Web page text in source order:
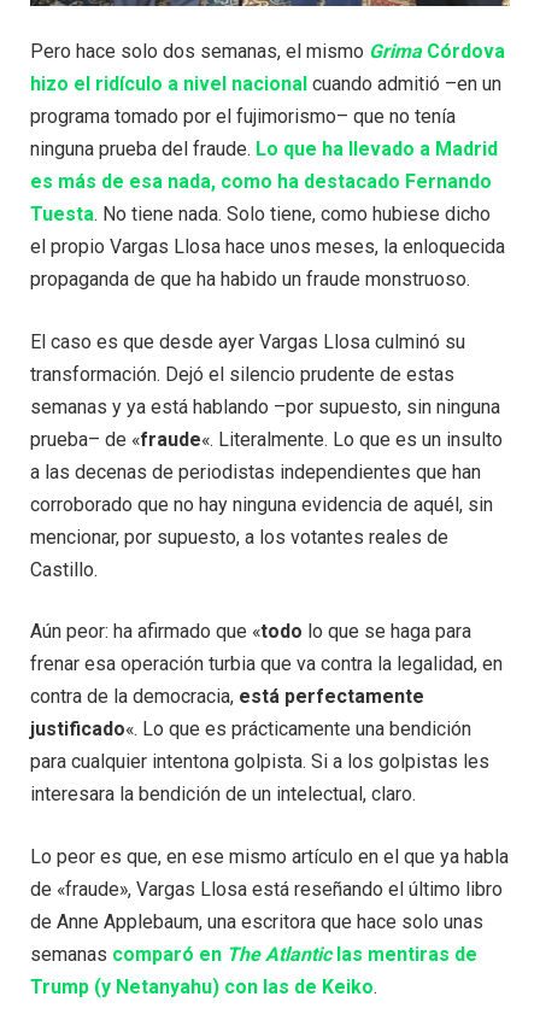
Pero hace solo dos semanas, el mismo GrimaCórdova
hizo el ridículo a nivel nacional cuando admitió –en un
programa tomado por el fujimorismo– que no tenía
ninguna prueba del fraude. Lo que ha llevado a Madrid
es más de esa nada, como ha destacado Fernando
Tuesta. No tiene nada. Solo tiene, como hubiese dicho
el propio Vargas Llosa hace unos meses, la enloquecida
propaganda de que ha habido un fraude monstruoso.
El caso es que desde ayer Vargas Llosa culminó su
transformación. Dejó el silencio prudente de estas
semanas y ya está hablando –por supuesto, sin ninguna
prueba– de «fraude«. Literalmente. Lo que es un insulto
a las decenas de periodistas independientes que han
corroborado que no hay ninguna evidencia de aquél, sin
mencionar, por supuesto, a los votantes reales de
Castillo.
Aún peor: ha afirmado que «todo lo que se haga para
frenar esa operación turbia que va contra la legalidad, en
contra de la democracia, está perfectamente
justificado«. Lo que es prácticamente una bendición
para cualquier intentona golpista. Si a los golpistas les
interesara la bendición de un intelectual, claro.
Lo peor es que, en ese mismo artículo en el que ya habla
de «fraude», Vargas Llosa está reseñando el último libro
de Anne Applebaum, una escritora que hace solo unas
semanas comparó en The Atlanticlas mentiras de
Trump (y Netanyahu) con las de Keiko.